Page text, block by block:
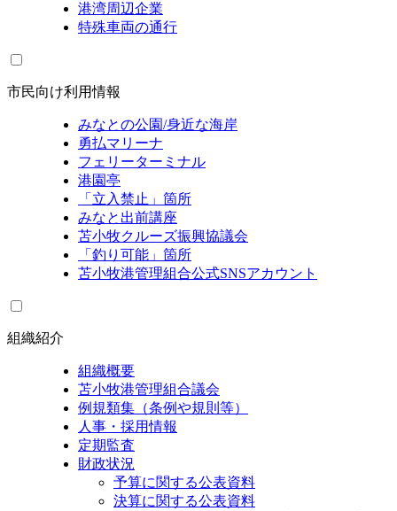
港湾周辺企業
特殊車両の通行
市民向け利用情報
みなとの公園/身近な海岸
勇払マリーナ
フェリーターミナル
港園亭
「立入禁止」箇所
みなと出前講座
苫小牧クルーズ振興協議会
「釣り可能」箇所
苫小牧港管理組合公式SNSアカウント
組織紹介
組織概要
苫小牧港管理組合議会
例規類集（条例や規則等）
人事・採用情報
定期監査
財政状況
予算に関する公表資料
決算に関する公表資料